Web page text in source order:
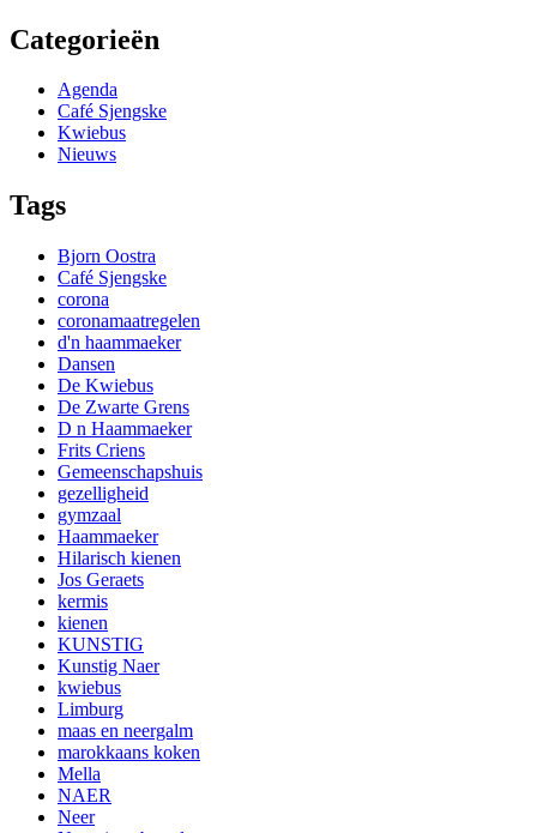
Categorieën
Agenda
Café Sjengske
Kwiebus
Nieuws
Tags
Bjorn Oostra
Café Sjengske
corona
coronamaatregelen
d'n haammaeker
Dansen
De Kwiebus
De Zwarte Grens
D n Haammaeker
Frits Criens
Gemeenschapshuis
gezelligheid
gymzaal
Haammaeker
Hilarisch kienen
Jos Geraets
kermis
kienen
KUNSTIG
Kunstig Naer
kwiebus
Limburg
maas en neergalm
marokkaans koken
Mella
NAER
Neer